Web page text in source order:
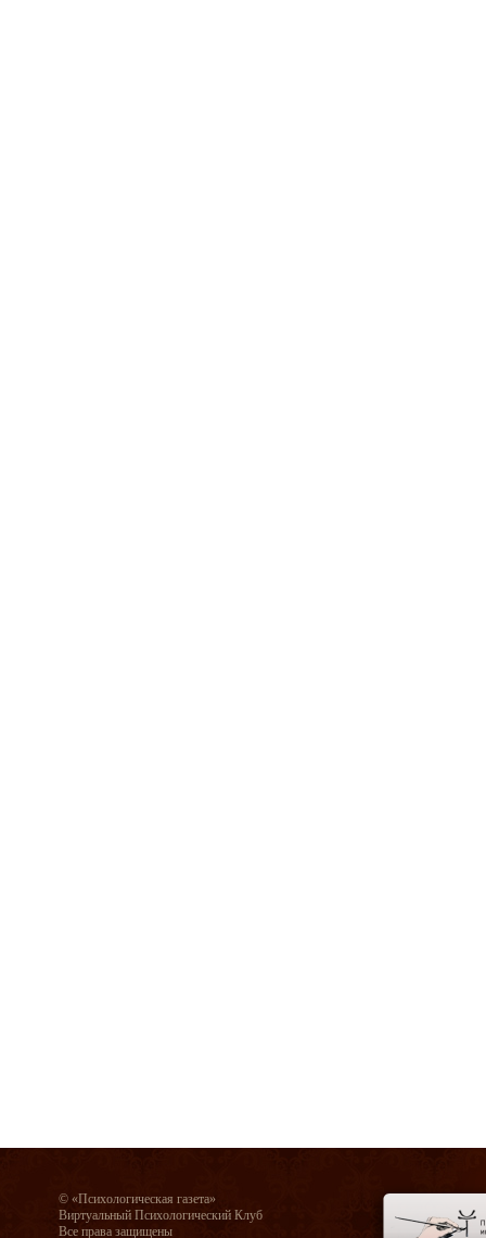
© «Психологическая газета»
Виртуальный Психологический Клуб
Все права защищены